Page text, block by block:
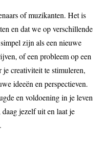
of muzikanten. Het is
en dat we op verschillende
zijn als een nieuwe
of een probleem op een
creativiteit te stimuleren,
ideeën en perspectieven.
en voldoening in je leven
jezelf uit en laat je